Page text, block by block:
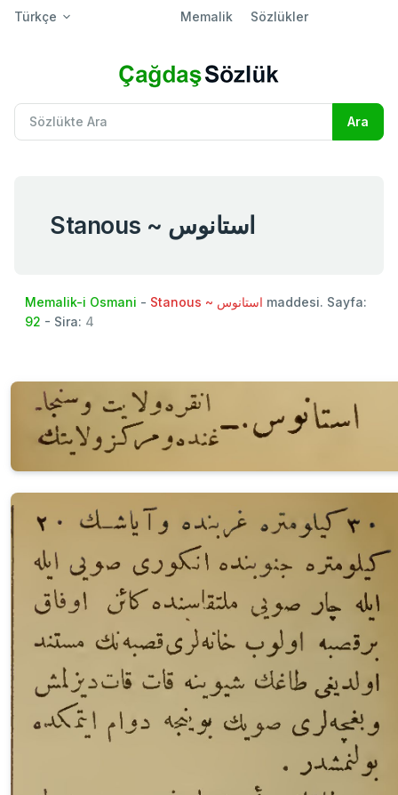
Türkçe Memalik Sözlükler
Stanous ~ استانوس
Memalik-i Osmani - Stanous ~ استانوس maddesi. Sayfa:
92 - Sira: 4